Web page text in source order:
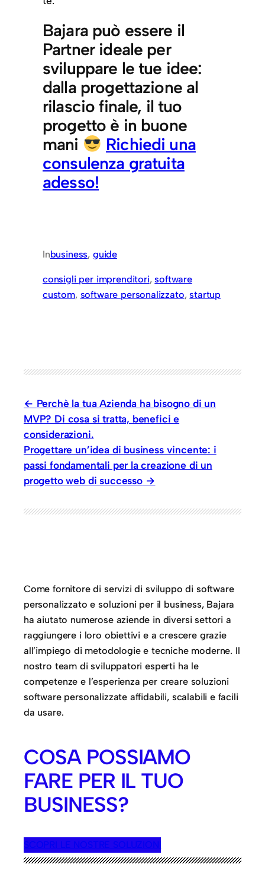
Bajara può essere il
Partner ideale per
sviluppare le tue idee:
dalla progettazione al
rilascio finale, il tuo
progetto è in buone
mani
Richiedi una
consulenza gratuita
adesso!
Inbusiness, guide
consigli per imprenditori, software
custom, software personalizzato, startup
Perchè la tua Azienda ha bisogno di un
MVP? Di cosa si tratta, benefici e
considerazioni.
Progettare un’idea di business vincente: i
passi fondamentali per la creazione di un
progetto web di successo
Come fornitore di servizi di sviluppo di software
personalizzato e soluzioni per il business, Bajara
ha aiutato numerose aziende in diversi settori a
raggiungere i loro obiettivi e a crescere grazie
all’impiego di metodologie e tecniche moderne. Il
nostro team di sviluppatori esperti ha le
competenze e l’esperienza per creare soluzioni
software personalizzate affidabili, scalabili e facili
da usare.
COSA POSSIAMO
FARE PER IL TUO
BUSINESS?
SCOPRI LE NOSTRE SOLUZIONI